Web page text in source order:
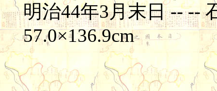
明治44年3月末日 -- --
57.0×136.9cm